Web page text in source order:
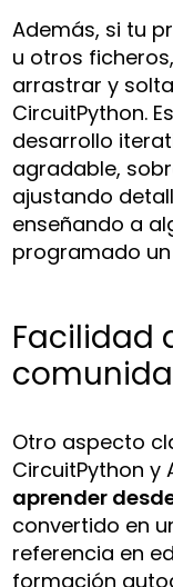
Además, si tu
u otros
arrastrar y
CircuitPython.
desarrollo
agradable,
ajustando
enseñando a
programado
Facilidad
Otro aspecto
CircuitPython y
aprender
convertido en
referencia en
formación